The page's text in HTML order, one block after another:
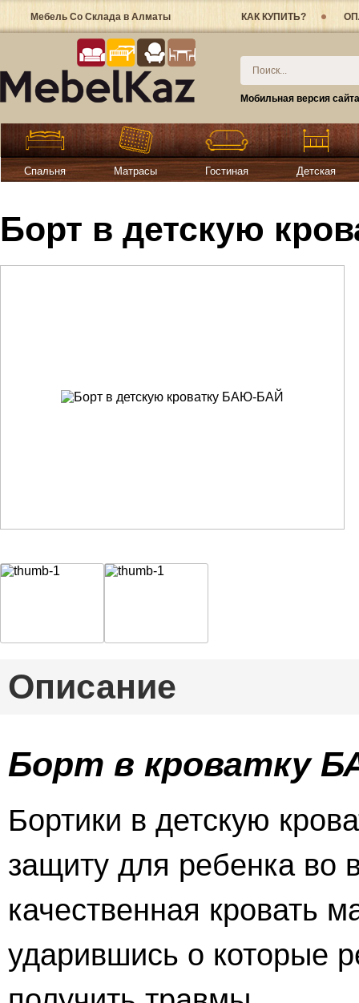
Мебель Со Склада в Алматы КАК КУПИТЬ?
Мобильная версия
Спальня Матрасы Гостиная Детская
Борт в детскую
Описание
Борт в кроватку
Бортики в детскую
защиту для ребенка во
качественная кровать
ударившись о которые